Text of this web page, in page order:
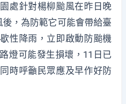
處針對楊柳颱風在昨日晚
，為防範它可能會帶給臺
性降雨，立即啟動防颱機
燈可能發生損壞，11日已
時呼籲民眾應及早作好防